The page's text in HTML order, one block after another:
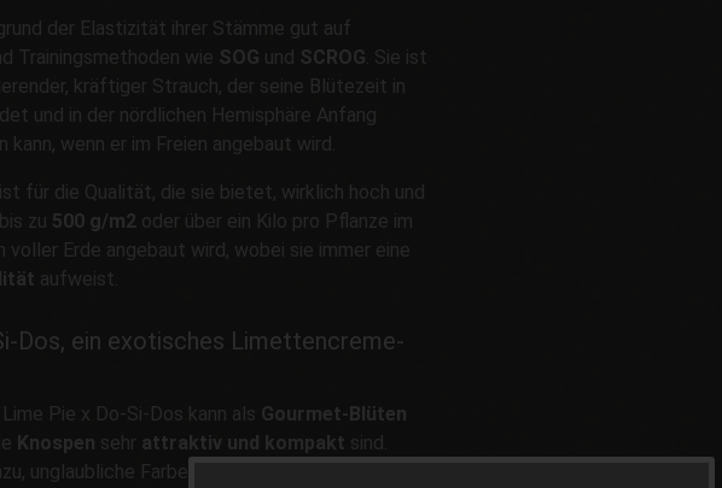
der Elastizität ihrer Stämme gut auf
Trainingsmethoden wie SOG und SCROG. Sie ist
kräftiger Strauch, der seine Blütezeit in
und in der nördlichen Hemisphäre Anfang
wenn er im Freien angebaut wird.
ist für die Qualität, die sie bietet, wirklich hoch und
zu 500 g/m2 oder über ein Kilo pro Pflanze im
voller Erde angebaut wird, wobei sie immer eine
aufweist.
Dos, ein exotisches Limettencreme-
Pie x Do-Si-Dos kann als Gourmet-Blüten
Knospen sehr attraktiv und kompakt sind.
unglaubliche Farben mit sogar violetten